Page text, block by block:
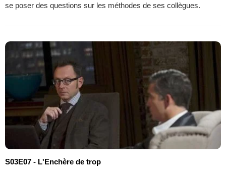
se poser des questions sur les méthodes de ses collègues.
S03E07 - L'Enchère de trop